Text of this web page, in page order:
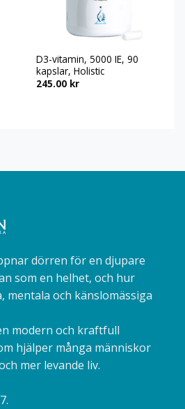
D3-vitamin, 5000 IE, 90
kapslar, Holistic
245.00 kr
dörren för en djupare
som en helhet, och hur
mentala och känslomässiga
modern och kraftfull
hjälper många människor
mer levande liv.